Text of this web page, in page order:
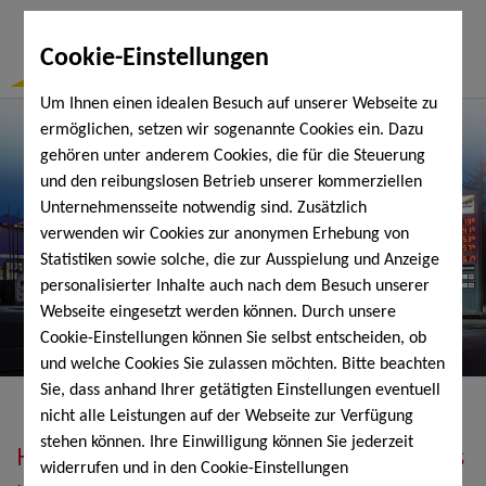
Cookie-Einstellungen
Um Ihnen einen idealen Besuch auf unserer Webseite zu
ermöglichen, setzen wir sogenannte Cookies ein. Dazu
gehören unter anderem Cookies, die für die Steuerung
und den reibungslosen Betrieb unserer kommerziellen
Unternehmensseite notwendig sind. Zusätzlich
verwenden wir Cookies zur anonymen Erhebung von
Statistiken sowie solche, die zur Ausspielung und Anzeige
personalisierter Inhalte auch nach dem Besuch unserer
Webseite eingesetzt werden können. Durch unsere
Cookie-Einstellungen können Sie selbst entscheiden, ob
und welche Cookies Sie zulassen möchten. Bitte beachten
Sie, dass anhand Ihrer getätigten Einstellungen eventuell
nicht alle Leistungen auf der Webseite zur Verfügung
stehen können. Ihre Einwilligung können Sie jederzeit
widerrufen und in den Cookie-Einstellungen
Heizöl, Diesel, Schmierstoffe, Holzpellets